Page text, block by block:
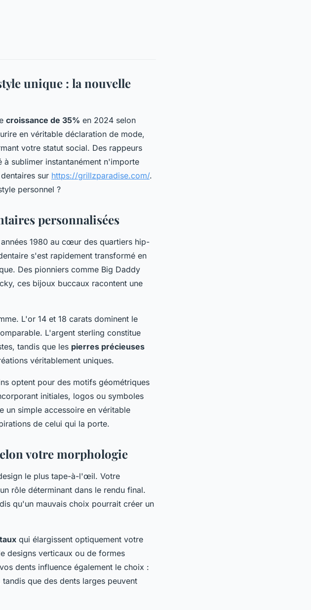
unique : la nouvelle
croissance de 35% en 2024 selon
en véritable déclaration de mode,
votre statut social. Des rappeurs
sublimer instantanément n'importe
sur https://grillzparadise.com/.
personnel ?
personnalisées
1980 au cœur des quartiers hip-
s'est rapidement transformé en
Des pionniers comme Big Daddy
ces bijoux buccaux racontent une
L'or 14 et 18 carats dominent le
L'argent sterling constitue
tandis que les pierres précieuses
véritablement uniques.
optent pour des motifs géométriques
initiales, logos ou symboles
un simple accessoire en véritable
de celui qui la porte.
votre morphologie
le plus tape-à-l'œil. Votre
rôle déterminant dans le rendu final.
qu'un mauvais choix pourrait créer un
qui élargissent optiquement votre
designs verticaux ou de formes
dents influence également le choix :
que des dents larges peuvent